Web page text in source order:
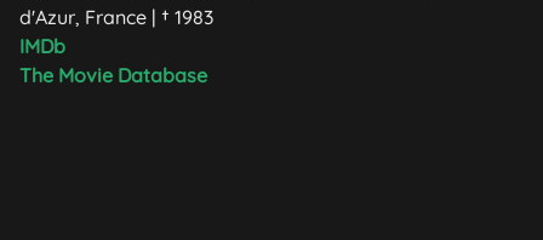
d'Azur, France | † 1983
IMDb
The Movie Database